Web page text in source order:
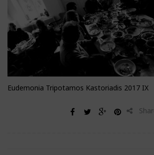
Eudemonia Tripotamos Kastoriadis 2017 IΧ